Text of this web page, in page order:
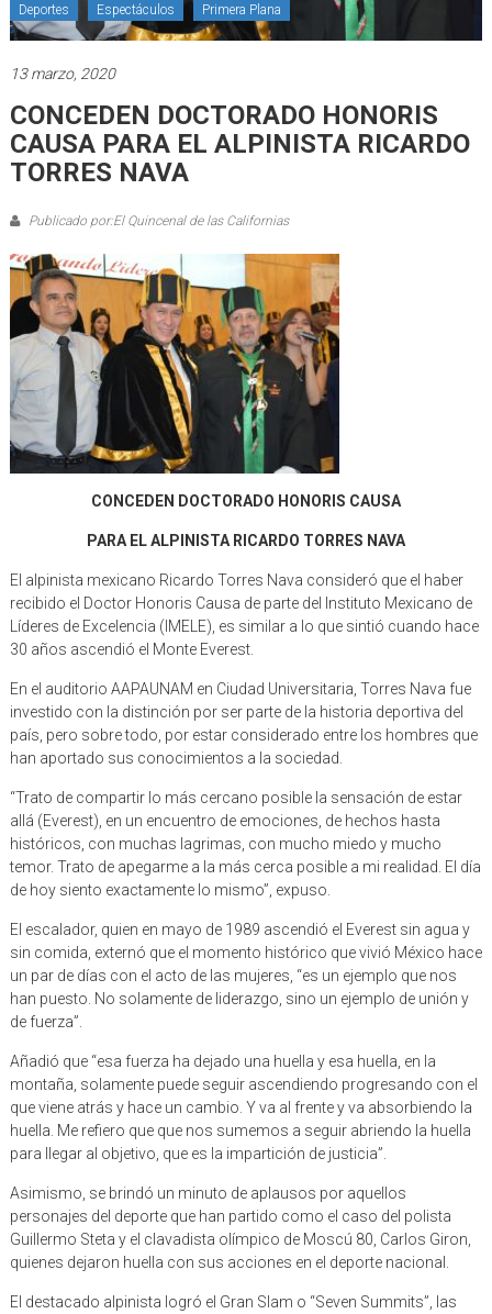
Deportes Espectáculos Primera Plana
13 marzo, 2020
CONCEDEN DOCTORADO HONORIS
CAUSA PARA EL ALPINISTA RICARDO
TORRES NAVA
Publicado por:El Quincenal de las Californias
CONCEDEN DOCTORADO HONORIS CAUSA
PARA EL ALPINISTA RICARDO TORRES NAVA
El alpinista mexicano Ricardo Torres Nava consideró que el haber
recibido el Doctor Honoris Causa de parte del Instituto Mexicano de
Líderes de Excelencia (IMELE), es similar a lo que sintió cuando hace
30 años ascendió el Monte Everest.
En el auditorio AAPAUNAM en Ciudad Universitaria, Torres Nava fue
investido con la distinción por ser parte de la historia deportiva del
país, pero sobre todo, por estar considerado entre los hombres que
han aportado sus conocimientos a la sociedad.
“Trato de compartir lo más cercano posible la sensación de estar
allá (Everest), en un encuentro de emociones, de hechos hasta
históricos, con muchas lagrimas, con mucho miedo y mucho
temor. Trato de apegarme a la más cerca posible a mi realidad. El día
de hoy siento exactamente lo mismo”, expuso.
El escalador, quien en mayo de 1989 ascendió el Everest sin agua y
sin comida, externó que el momento histórico que vivió México hace
un par de días con el acto de las mujeres, “es un ejemplo que nos
han puesto. No solamente de liderazgo, sino un ejemplo de unión y
de fuerza”.
Añadió que “esa fuerza ha dejado una huella y esa huella, en la
montaña, solamente puede seguir ascendiendo progresando con el
que viene atrás y hace un cambio. Y va al frente y va absorbiendo la
huella. Me refiero que que nos sumemos a seguir abriendo la huella
para llegar al objetivo, que es la impartición de justicia”.
Asimismo, se brindó un minuto de aplausos por aquellos
personajes del deporte que han partido como el caso del polista
Guillermo Steta y el clavadista olímpico de Moscú 80, Carlos Giron,
quienes dejaron huella con sus acciones en el deporte nacional.
El destacado alpinista logró el Gran Slam o “Seven Summits”, las